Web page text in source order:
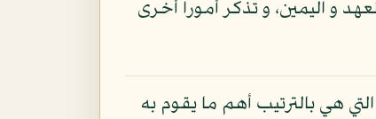
و اليمين، و تذكر أمورا أخرى
هي بالترتيب أهم ما يقوم به